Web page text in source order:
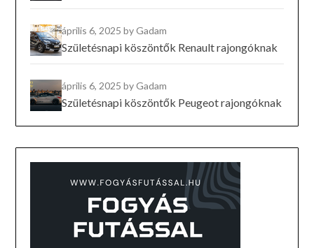
április 6, 2025by Gadam
Születésnapi köszöntők Renault rajongóknak
április 6, 2025by Gadam
Születésnapi köszöntők Peugeot rajongóknak